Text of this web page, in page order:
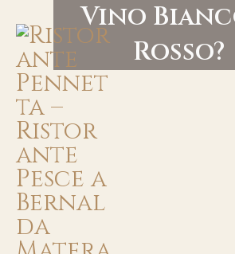
Vai
al
contenuto
Vino
Rosso?